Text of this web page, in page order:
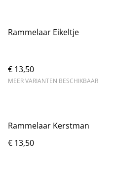
Rammelaar Eikeltje
€ 13,50
MEER VARIANTEN BESCHIKBAAR
Rammelaar Kerstman
€ 13,50